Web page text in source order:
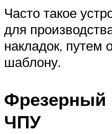
Часто такое
для
накладок, путем
шаблону.
Фрезерный
ЧПУ